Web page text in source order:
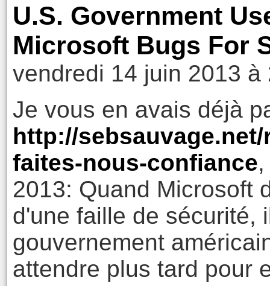
U.S. Government
Microsoft Bugs For
vendredi 14 juin 2013 à
Je vous en avais déjà
http://sebsauvage.net/
faites-nous-confiance
2013: Quand Microsoft
d'une faille de sécurité,
gouvernement
attendre plus tard pour